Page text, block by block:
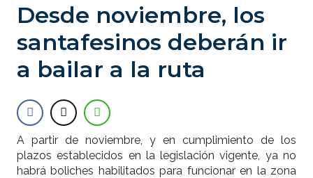
Desde noviembre, los
santafesinos deberán ir
a bailar a la ruta
A partir de noviembre, y en cumplimiento de los
plazos establecidos en la legislación vigente, ya no
habrá boliches habilitados para funcionar en la zona